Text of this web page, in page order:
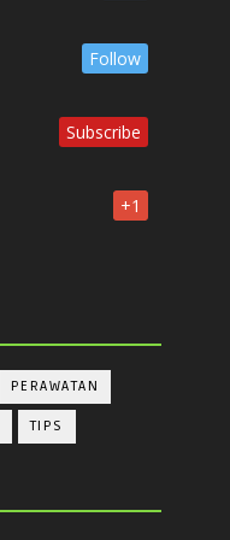
Follow
Subscribe
+1
PERAWATAN
TIPS